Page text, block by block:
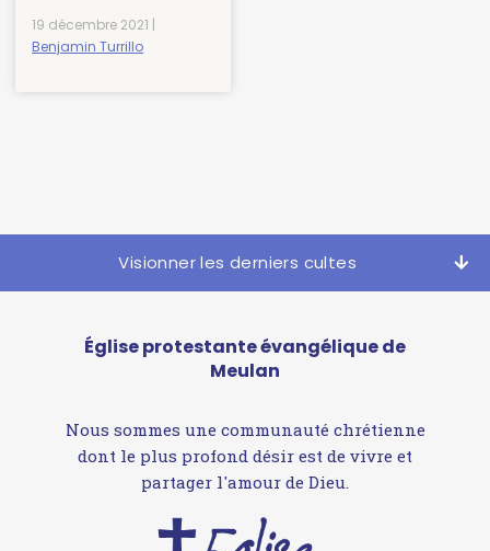
19 décembre 2021 |
Benjamin Turrillo
Visionner les derniers cultes
Église protestante évangélique de
Meulan
Nous sommes une communauté chrétienne
dont le plus profond désir est de vivre et
partager l'amour de Dieu.